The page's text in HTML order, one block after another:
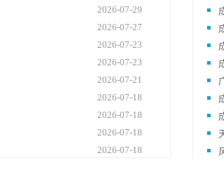
2026-07-29
2026-07-27
2026-07-23
2026-07-23
2026-07-21
2026-07-18
2026-07-18
2026-07-18
2026-07-18